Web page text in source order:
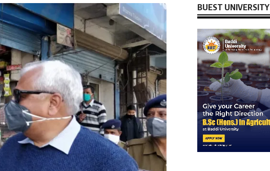
BUEST UNIVERSITY